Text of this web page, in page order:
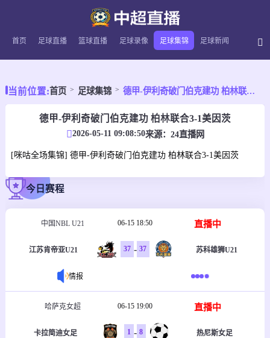
首页 足球直播 篮球直播 足球录像 足球集锦 足球新闻
当前位置:首页 足球集锦 德甲-伊利奇破门伯克建功 柏林联合3-1美因茨
德甲-伊利奇破门伯克建功 柏林联合3-1美因茨
2026-05-11 09:08:50来源： 24直播网
[咪咕全场集锦] 德甲-伊利奇破门伯克建功 柏林联合3-1美因茨
今日赛程
中国NBL U21 06-15 18:50 直播中
江苏肯帝亚U21 37 - 37 苏科雄狮U21
情报
哈萨克女超 06-15 19:00 直播中
卡拉简迪女足 1 - 8 热尼斯女足